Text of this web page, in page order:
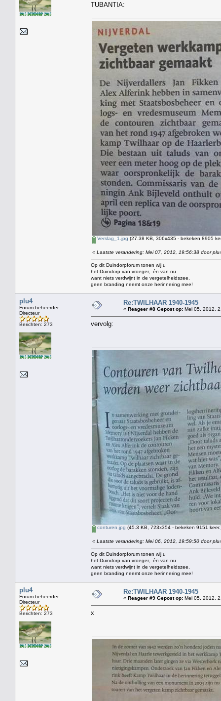
TUBANTIA:
Verslag_1.jpg (27.38 KB, 306x435 - bekeken 8905
« Laatste verandering: Mei 07, 2012, 19:56:38 door
Op dit Duindorpforum tonen wij u
het Duindorp van vroeger, én van nu
want niets verdwijnt in de vergetelheidszee,
geen branding neemt onze herinnering mee!
plu4
Forum beheerder
Directeur
Berichten: 273
Re:TWILHAAR 1940-1945
« Reageer #8 Gepost op: Mei 05, 2012,
vervolg:
conturen.jpg (45.3 KB, 723x354 - bekeken 9151
« Laatste verandering: Mei 06, 2012, 19:59:50 door
Op dit Duindorpforum tonen wij u
het Duindorp van vroeger, én van nu
want niets verdwijnt in de vergetelheidszee,
geen branding neemt onze herinnering mee!
plu4
Forum beheerder
Directeur
Berichten: 273
Re:TWILHAAR 1940-1945
« Reageer #9 Gepost op: Mei 05, 2012,
x